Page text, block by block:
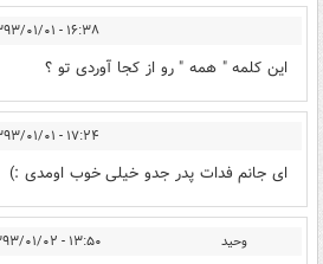
۱۶:۳۸ - ۱۳۹۳/۰۱/۰۱
این کلمه " همه " رو از کجا آوردی تو ؟
۱۷:۲۴ - ۱۳۹۳/۰۱/۰۱
ای جانم فدات پدر جدو خیلی خوب اومدی :)
وحید ۱۳:۵۰ - ۱۳۹۳/۰۱/۰۲